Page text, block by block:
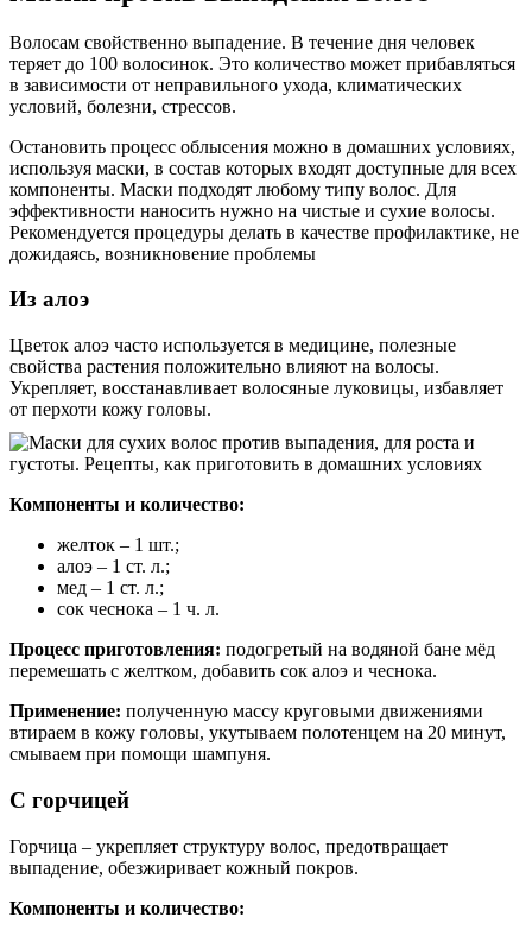
Волосам свойственно выпадение. В течение дня человек
теряет до 100 волосинок. Это количество может прибавляться
в зависимости от неправильного ухода, климатических
условий, болезни, стрессов.
Остановить процесс облысения можно в домашних условиях,
используя маски, в состав которых входят доступные для всех
компоненты. Маски подходят любому типу волос. Для
эффективности наносить нужно на чистые и сухие волосы.
Рекомендуется процедуры делать в качестве профилактике, не
дожидаясь, возникновение проблемы
Из алоэ
Цветок алоэ часто используется в медицине, полезные
свойства растения положительно влияют на волосы.
Укрепляет, восстанавливает волосяные луковицы, избавляет
от перхоти кожу головы.
Компоненты и количество:
желток – 1 шт.;
алоэ – 1 ст. л.;
мед – 1 ст. л.;
сок чеснока – 1 ч. л.
Процесс приготовления: подогретый на водяной бане мёд
перемешать с желтком, добавить сок алоэ и чеснока.
Применение: полученную массу круговыми движениями
втираем в кожу головы, укутываем полотенцем на 20 минут,
смываем при помощи шампуня.
С горчицей
Горчица – укрепляет структуру волос, предотвращает
выпадение, обезжиривает кожный покров.
Компоненты и количество: